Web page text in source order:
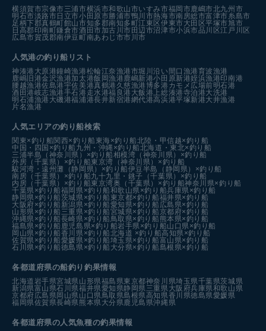
横須賀市宗像市三浦市横浜市和歌山市いすみ市福岡市鹿嶋市北九州市
明石市淡路市日立市小田原市勝浦市鴨川市熱海市南房総市富津市糸島市
足柄下郡真鶴町館山市知多郡南知多町江東区伊東市大田区平塚市旭市
日高郡印南町鎌倉市酒田市加古川市田辺市沼津市小浜市品川区江戸川区
広島市賀茂郡南伊豆町南あわじ市市川市
人気港の釣り船リスト
神湊港 大原港鐘崎漁港松輪江奈漁港市堀川沿い 間口漁港育波漁港
鹿嶋旧港金沢漁港加太港飯岡漁港 鹿嶋新港小田原新港姪浜漁港印南港
腰越漁港佐島港宇佐美港真鶴港 久慈漁港博多港カモメ広場前明石港
酒田港岐志漁港手石港 走水港福良港 大飯港 上総湊港寺泊港大洗港
明石浦漁港 大磯港福浦港長井新宿港網代港高浜港平塚新港大井漁港
片名漁港
人気エリアの釣り船検索
関東×釣り船関西×釣り船 東海×釣り船北陸・甲信越×釣り船
中国・四国×釣り船 九州・沖縄×釣り船北海道・東北×釣り船
三浦半島（神奈川県）×釣り船相模湾（神奈川県）×釣り船
外房（千葉県）×釣り船東京湾（神奈川県）×釣り船
駿河湾・遠州灘（静岡県）×釣り船伊豆半島（静岡県）×釣り船
南房（千葉県）×釣り船九十九里・銚子（千葉県）×釣り船
内房（千葉県）×釣り船東京湾奥（千葉県）×釣り船神奈川県×釣り船
千葉県×釣り船福岡県×釣り船和歌山県×釣り船兵庫県×釣り船
静岡県×釣り船茨城県×釣り船 東京都×釣り船福井県×釣り船
大阪府×釣り船 新潟県×釣り船愛知県×釣り船 広島県×釣り船
山形県×釣り船 三重県×釣り船宮城県×釣り船京都府×釣り船
沖縄県×釣り船長崎県×釣り船 鳥取県×釣り船 熊本県×釣り船
福島県×釣り船 鹿児島県×釣り船岩手県×釣り船山口県×釣り船
岡山県×釣り船香川県×釣り船北海道 ×釣り船高知県×釣り船
佐賀県×釣り船愛媛県×釣り船埼玉県×釣り船富山県×釣り船
石川県×釣り船徳島県×釣り船 大分県×釣り船島根県×釣り船
各都道府県の船釣り釣果情報
北海道 岩手県宮城県 山形県福島県東京都神奈川県埼玉県千葉県茨城県
新潟県富山県石川県福井県愛知県静岡県 三重県 大阪府兵庫県和歌山県
京都府広島県岡山県 山口県 鳥取県島根県高知県香川県徳島県愛媛県
福岡県佐賀県長崎県 熊本県 大分県 鹿児島県沖縄県
各都道府県の人気魚種の釣果情報